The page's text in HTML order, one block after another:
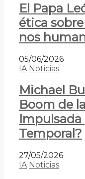
El Papa
ética
nos
05/06/2026
IA Noticias
Michael
Boom de
Temporal?
27/05/2026
IA Noticias